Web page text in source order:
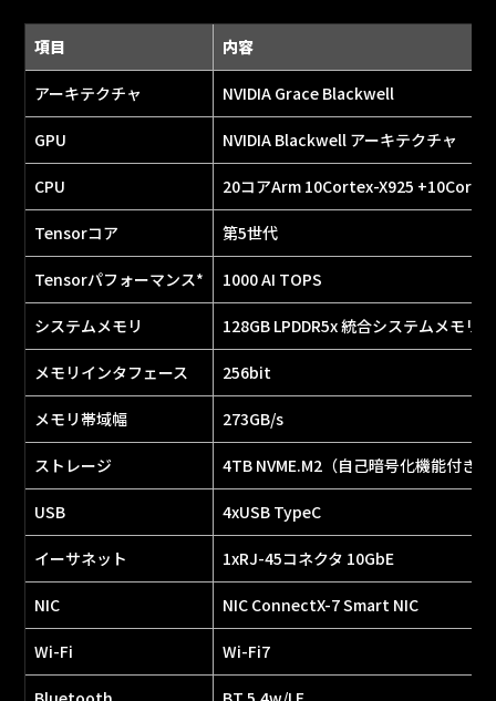
項目 内容
アーキテクチャ NVIDIA Grace Blackwell
GPU NVIDIA Blackwell アーキテクチャ
CPU 20コアArm 10Cortex-X925
Tensorコア 第5世代
Tensorパフォーマンス* 1000 AI TOPS
システムメモリ 128GB LPDDR5x 統合システムメモリ
メモリインタフェース 256bit
メモリ帯域幅 273GB/s
ストレージ 4TB NVME.M2（自己暗号化機能付き）
USB 4xUSB TypeC
イーサネット 1xRJ-45コネクタ 10GbE
NIC NIC ConnectX-7 Smart NIC
Wi-Fi Wi-Fi7